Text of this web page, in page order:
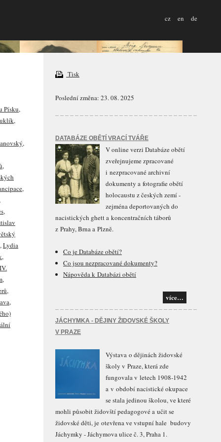
cz en de
Písku,
,
,
,
,
,
,Lydia
,
IV.
,
,
,
Tisk
Poslední změna: 23. 08. 2025
DATABÁZE OBĚTÍ VRACÍ TVÁŘE
V online verzi Databáze obětí
zveřejnujeme zpracované
i nezpracované archivní
dokumenty a fotografie obětí
holocaustu z českých zemí -
zejména deportovaných do
nacistických ghett a koncentračních táborů
z Prahy, Brna a Plzně.
Co je Databáze obětí?
Co jsou nezpracované dokumenty?
Nápověda k Databázi obětí
více…
JÁCHYMKA - DĚJINY ŽIDOVSKÉ ŠKOLY
V PRAZE
Výstava o dějinách židovské
školy v Praze, která zde
fungovala v letech 1908-1942
a v období nacistické okupace
se stala jedinou školou, ve které
mohli působit židovští pedagogové a učit se
židovské děti, je otevřena ve vstupní hale budovy
Jáchymky - Jáchymova ulice č. 3, Praha 1.